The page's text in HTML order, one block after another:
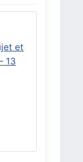
et
13